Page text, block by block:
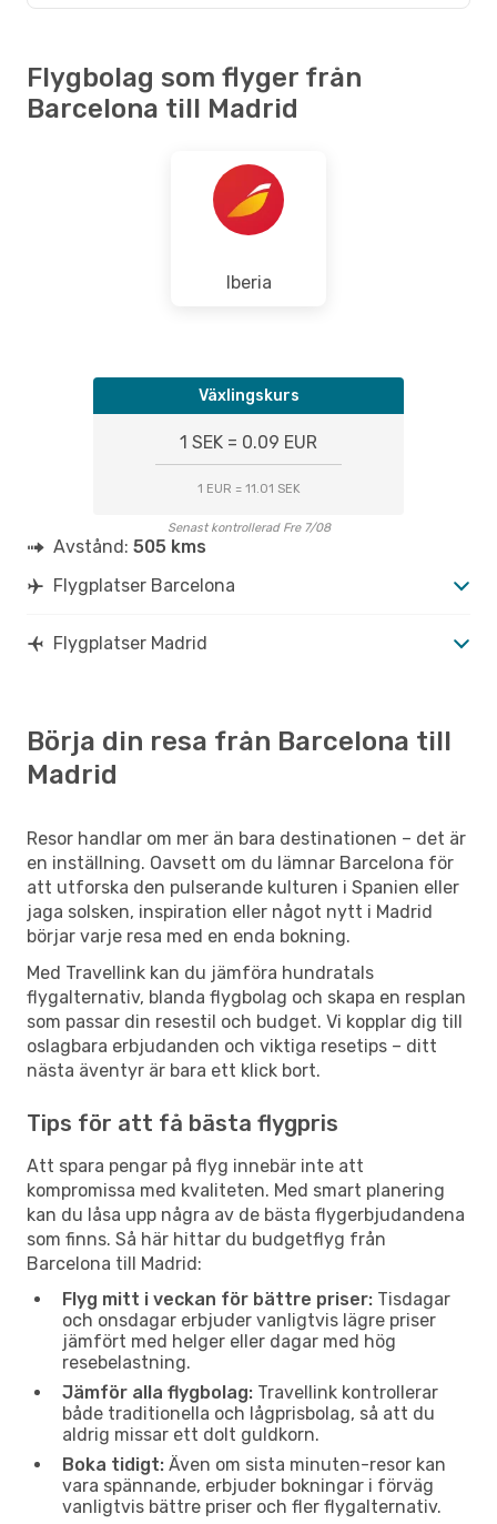
Flygbolag som flyger från
Barcelona till Madrid
Iberia
Växlingskurs
1 SEK = 0.09 EUR
1 EUR = 11.01 SEK
Senast kontrollerad Fre 7/08
Avstånd: 505 kms
Flygplatser Barcelona
Flygplatser Madrid
Börja din resa från Barcelona till
Madrid
Resor handlar om mer än bara destinationen – det är
en inställning. Oavsett om du lämnar Barcelona för
att utforska den pulserande kulturen i Spanien eller
jaga solsken, inspiration eller något nytt i Madrid
börjar varje resa med en enda bokning.
Med Travellink kan du jämföra hundratals
flygalternativ, blanda flygbolag och skapa en resplan
som passar din resestil och budget. Vi kopplar dig till
oslagbara erbjudanden och viktiga resetips – ditt
nästa äventyr är bara ett klick bort.
Tips för att få bästa flygpris
Att spara pengar på flyg innebär inte att
kompromissa med kvaliteten. Med smart planering
kan du låsa upp några av de bästa flygerbjudandena
som finns. Så här hittar du budgetflyg från
Barcelona till Madrid:
Flyg mitt i veckan för bättre priser: Tisdagar
och onsdagar erbjuder vanligtvis lägre priser
jämfört med helger eller dagar med hög
resebelastning.
Jämför alla flygbolag: Travellink kontrollerar
både traditionella och lågprisbolag, så att du
aldrig missar ett dolt guldkorn.
Boka tidigt: Även om sista minuten-resor kan
vara spännande, erbjuder bokningar i förväg
vanligtvis bättre priser och fler flygalternativ.